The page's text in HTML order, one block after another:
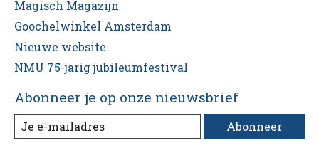
Magisch Magazijn
Goochelwinkel Amsterdam
Nieuwe website
NMU 75-jarig jubileumfestival
Abonneer je op onze nieuwsbrief
Abonneer